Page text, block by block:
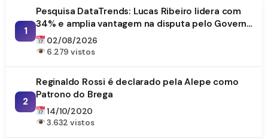
1
Pesquisa DataTrends: Lucas Ribeiro lidera com
34% e amplia vantagem na disputa pelo Governo
da Paraíba
02/08/2026
6.279 vistos
2
Reginaldo Rossi é declarado pela Alepe como
Patrono do Brega
14/10/2020
3.632 vistos